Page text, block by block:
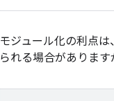
モジュール化の利点
られる場合があります